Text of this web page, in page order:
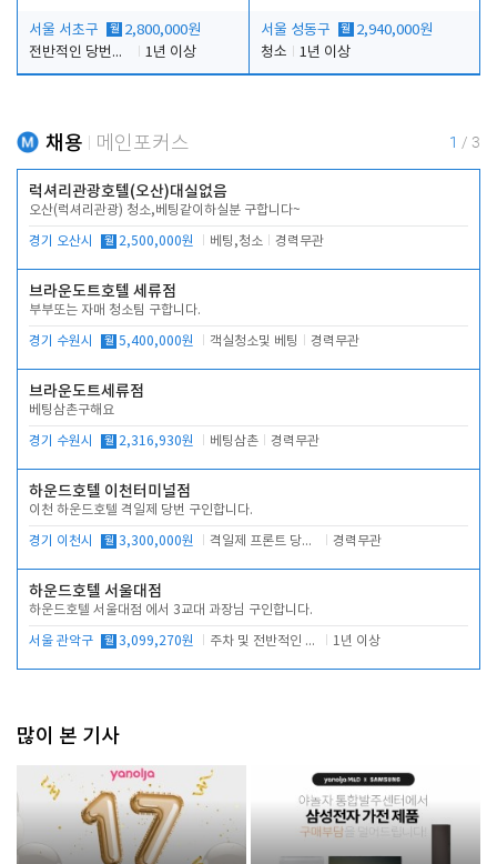
서울 서초구 월 2,800,000원
전반적인 당번업무
1년 이상
서울 성동구 월 2,940,000원
청소
1년 이상
채용 메인포커스 1 / 3
럭셔리관광호텔(오산)대실없음
오산(럭셔리관광) 청소,베팅같이하실분 구합니다~
경기 오산시 월 2,500,000원 베팅,청소 경력무관
브라운도트호텔 세류점
부부또는 자매 청소팀 구합니다.
경기 수원시 월 5,400,000원 객실청소및 베팅 경력무관
브라운도트세류점
베팅삼촌구해요
경기 수원시 월 2,316,930원 베팅삼촌 경력무관
하운드호텔 이천터미널점
이천 하운드호텔 격일제 당번 구인합니다.
경기 이천시 월 3,300,000원 격일제 프론트 당번 업무로 주차 및 객실 점검 경력무관
하운드호텔 서울대점
하운드호텔 서울대점 에서 3교대 과장님 구인합니다.
서울 관악구 월 3,099,270원 주차 및 전반적인 당번업무 1년 이상
많이 본 기사